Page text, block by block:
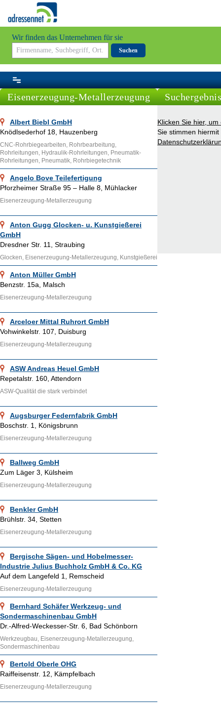
Wir finden das Unternehmen für sie
Suchen
Eisenerzeugung-Metallerzeugung
Albert Biebl GmbH
Knödlsederhof 18, Hauzenberg
CNC-Rohrbiegearbeiten, Rohrbearbeitung,
Rohrleitungen, Hydraulik-Rohrleitungen, Pneumatik-
Rohrleitungen, Pneumatik, Rohrbiegetechnik
Angelo Bove Teilefertigung
Pforzheimer Straße 95 – Halle 8, Mühlacker
Eisenerzeugung-Metallerzeugung
Anton Gugg Glocken- u. Kunstgießerei
GmbH
Dresdner Str. 11, Straubing
Glocken, Eisenerzeugung-Metallerzeugung, Kunstgießerei
Anton Müller GmbH
Benzstr. 15a, Malsch
Eisenerzeugung-Metallerzeugung
Arceloer Mittal Ruhrort GmbH
Vohwinkelstr. 107, Duisburg
Eisenerzeugung-Metallerzeugung
ASW Andreas Heuel GmbH
Repetalstr. 160, Attendorn
ASW-Qualität die stark verbindet
Augsburger Federnfabrik GmbH
Boschstr. 1, Königsbrunn
Eisenerzeugung-Metallerzeugung
Ballweg GmbH
Zum Läger 3, Külsheim
Eisenerzeugung-Metallerzeugung
Benkler GmbH
Brühlstr. 34, Stetten
Eisenerzeugung-Metallerzeugung
Bergische Sägen- und Hobelmesser-
Industrie Julius Buchholz GmbH & Co. KG
Auf dem Langefeld 1, Remscheid
Eisenerzeugung-Metallerzeugung
Bernhard Schäfer Werkzeug- und
Sondermaschinenbau GmbH
Dr.-Alfred-Weckesser-Str. 6, Bad Schönborn
Werkzeugbau, Eisenerzeugung-Metallerzeugung,
Sondermaschinenbau
Bertold Oberle OHG
Raiffeisenstr. 12, Kämpfelbach
Eisenerzeugung-Metallerzeugung
Klicken Sie hier,
Sie stimmen